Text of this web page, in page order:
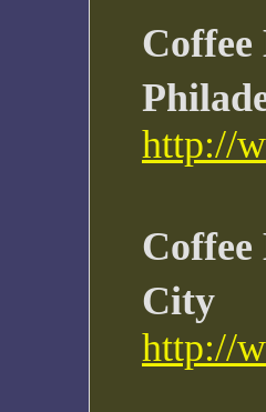
http://
City
http://